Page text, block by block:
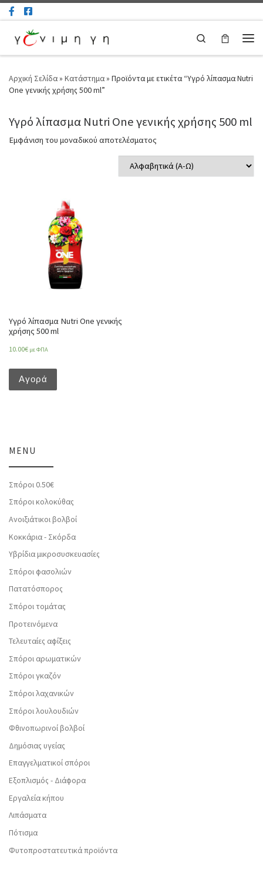
Μετάβαση στο περιεχόμενο
Search
Αρχική Σελίδα» Κατάστημα» Προϊόντα με ετικέτα “Υγρό λίπασμα Nutri
One γενικής χρήσης 500 ml”
Υγρό λίπασμα Nutri One γενικής χρήσης 500 ml
Εμφάνιση του μοναδικού αποτελέσματος
Υγρό λίπασμα Nutri One γενικής
χρήσης 500 ml
10.00€ με ΦΠΑ
Αγορά
MENU
Σπόροι 0.50€
Σπόροι κολοκύθας
Ανοιξιάτικοι βολβοί
Κοκκάρια - Σκόρδα
Υβρίδια μικροσυσκευασίες
Σπόροι φασολιών
Πατατόσπορος
Σπόροι τομάτας
Προτεινόμενα
Τελευταίες αφίξεις
Σπόροι αρωματικών
Σπόροι γκαζόν
Σπόροι λαχανικών
Σπόροι λουλουδιών
Φθινοπωρινοί βολβοί
Δημόσιας υγείας
Επαγγελματικοί σπόροι
Εξοπλισμός - Διάφορα
Εργαλεία κήπου
Λιπάσματα
Πότισμα
Φυτοπροστατευτικά προϊόντα